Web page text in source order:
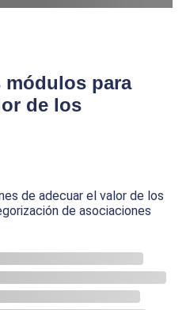
para
de los
de adecuar el valor de los
de asociaciones